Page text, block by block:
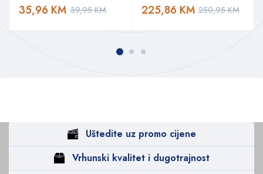
39,95KM
35,96 KM 250,95KM
225,86 KM
Uštedite uz promo cijene
Vrhunski kvalitet i dugotrajnost